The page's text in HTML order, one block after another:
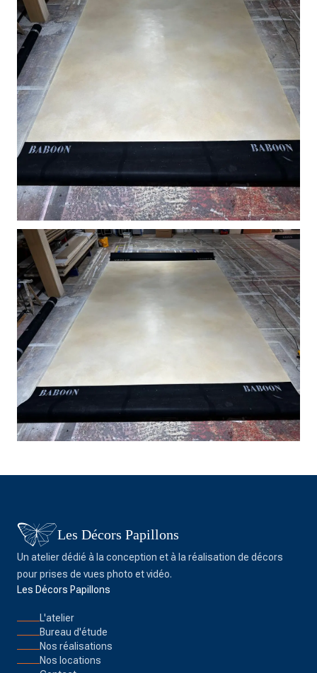
Les Décors Papillons
Un atelier dédié à la conception et à la réalisation de décors
pour prises de vues photo et vidéo.
Les Décors Papillons
L'atelier
Bureau d'étude
Nos réalisations
Nos locations